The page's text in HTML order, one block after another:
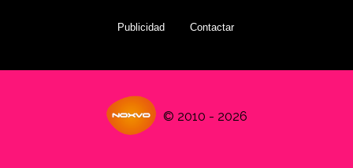
segundo tráiler de 'Resident Evil'
Wordle: las soluciones y pistas para los retos
del 14 de mayo
Publicidad Contactar
© 2010 - 2026